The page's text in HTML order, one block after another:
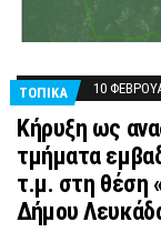
ΤΟΠΙΚΑ 10
Κήρυξη ως
τμήματα
τ.μ. στη θέση
Δήμου